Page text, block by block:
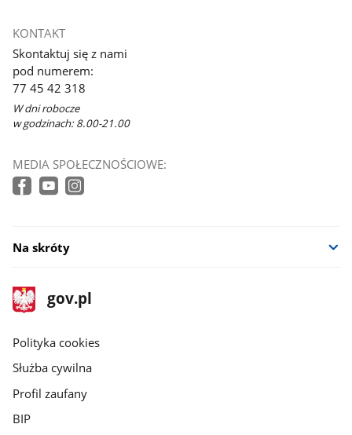
KONTAKT
Skontaktuj się z nami
pod numerem:
77 45 42 318
W dni robocze
w godzinach: 8.00-21.00
MEDIA SPOŁECZNOŚCIOWE:
Na skróty
stopka
gov.pl
Strona
gov.pl
gov.pl
Polityka cookies
Służba cywilna
Profil zaufany
BIP